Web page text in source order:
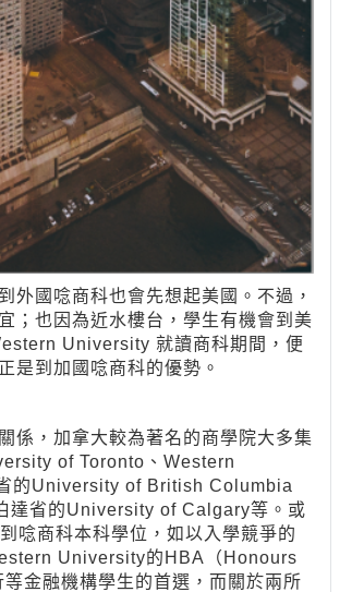
外國唸商科也會先想起美國。不過，
；也因為近水樓台，學生有機會到美
University 就讀商科期間，便
是到加國唸商科的優勢。
係，加拿大較為著名的商學院大多集
of Toronto、Western
的University of British Columbia
達省的University of Calgary等。或
唸商科本科學位，如以入學競爭的
University的HBA（Honours
金融機構學生的首選，而關於兩所